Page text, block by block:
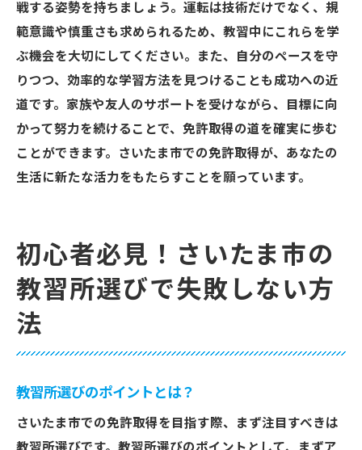
戦する姿勢を持ちましょう。運転は技術だけでなく、規
範意識や慎重さも求められるため、教習中にこれらを学
ぶ機会を大切にしてください。また、自分のペースを守
りつつ、効率的な学習方法を見つけることも成功への近
道です。家族や友人のサポートを受けながら、目標に向
かって努力を続けることで、免許取得の道を確実に歩む
ことができます。さいたま市での免許取得が、あなたの
生活に新たな活力をもたらすことを願っています。
初心者必見！さいたま市の
教習所選びで失敗しない方
法
教習所選びのポイントとは？
さいたま市での免許取得を目指す際、まず注目すべきは